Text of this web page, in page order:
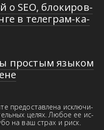
о SEO, бло­ки­ров­
в те­ле­грам-ка­
простым языком
предоставлена иск­­лю­­чи­­
це­лях. Лю­бое ее ис­
на ваш страх и риск.